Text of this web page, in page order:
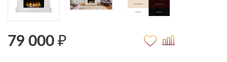
79 000 ₽